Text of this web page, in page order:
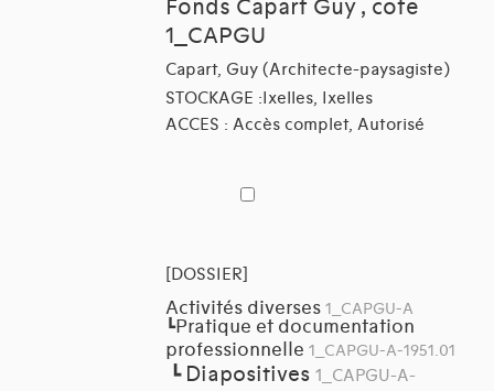
Fonds Capart Guy , cote
1_CAPGU
Capart, Guy (Architecte-paysagiste)
STOCKAGE :Ixelles, Ixelles
ACCES : Accès complet, Autorisé
[DOSSIER]
Activités diverses 1_CAPGU-A
┗Pratique et documentation
professionnelle 1_CAPGU-A-1951.01
┗ Diapositives 1_CAPGU-A-